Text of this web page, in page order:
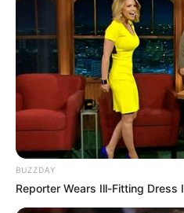
BUZZDAY
Reporter Wears Ill-Fitting Dress